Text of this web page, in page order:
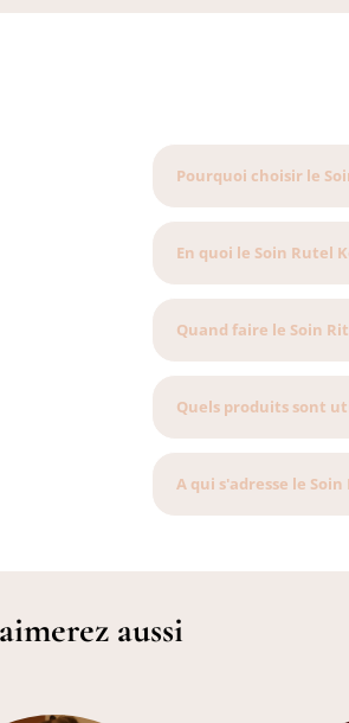
Pourquoi choisir le
En quoi le Soin Rutel
Quand faire le Soin
Quels produits sont
A qui s'adresse le
aussi